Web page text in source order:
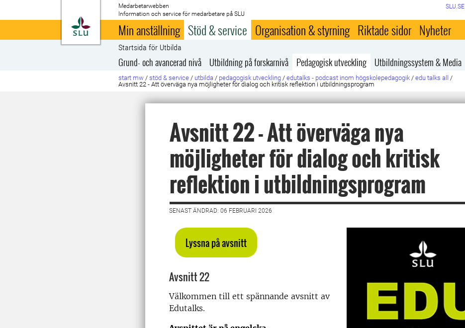
Till startsida
Medarbetarwebben
Information och service för medarbetare på SLU
SLU.SE
Min anställning Stöd & service Organisation & styrning Riktade sidor Nyheter
Startsida för Utbilda
Grund- och avancerad nivå Utbildning på forskarnivå Pedagogisk utveckling Utbildningssystem & Media
start mw / stöd & service / utbilda / pedagogisk utveckling / edutalks - podcast inom högskolepedagogik / edu talks all
/
Avsnitt 22 - Att överväga nya möjligheter för dialog och kritisk reflektion i utbildningsprogram
Avsnitt 22 - Att överväga nya
möjligheter för dialog och kritisk
reflektion i utbildningsprogram
SENAST ÄNDRAD: 06 FEBRUARI 2026
Lyssna på avsnitt
Avsnitt 22
Välkommen till ett spännande avsnitt av
Edutalks.